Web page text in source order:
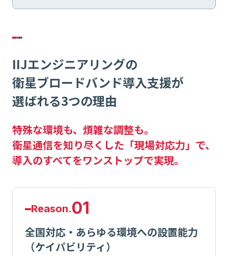
IIJエンジニアリングの
衛星ブロードバンド導入支援が
選ばれる3つの理由
特殊な環境も、煩雑な調整も。
衛星通信を知り尽くした「現場対応力」で、
導入のすべてをワンストップで実現。
Reason.01
全国対応・あらゆる環境への設置能力
（ケイパビリティ）